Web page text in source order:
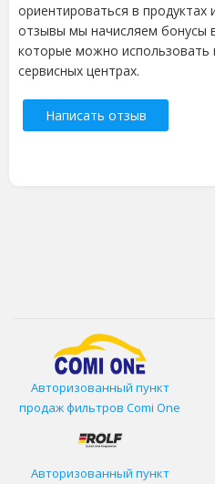
ориентироваться в продуктах
отзывы мы начисляем бонусы
которые можно использовать
сервисных центрах.
Написать отзыв
Авторизованный пункт
продаж фильтров Comi One
Авторизованный пункт